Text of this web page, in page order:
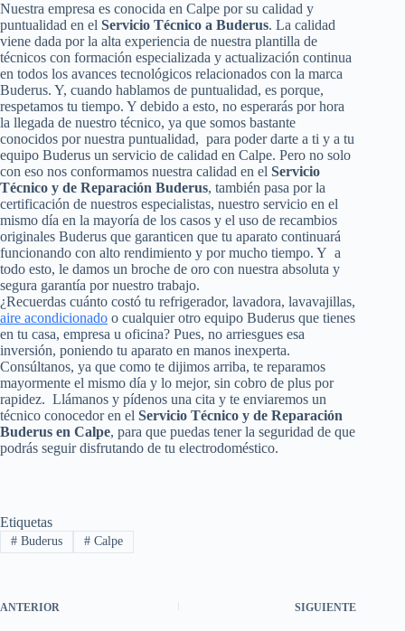
Nuestra empresa es conocida en Calpe por su calidad y
puntualidad en el Servicio Técnico a Buderus. La calidad
viene dada por la alta experiencia de nuestra plantilla de
técnicos con formación especializada y actualización continua
en todos los avances tecnológicos relacionados con la marca
Buderus. Y, cuando hablamos de puntualidad, es porque,
respetamos tu tiempo. Y debido a esto, no esperarás por hora
la llegada de nuestro técnico, ya que somos bastante
conocidos por nuestra puntualidad, para poder darte a ti y a tu
equipo Buderus un servicio de calidad en Calpe. Pero no solo
con eso nos conformamos nuestra calidad en el Servicio
Técnico y de Reparación Buderus, también pasa por la
certificación de nuestros especialistas, nuestro servicio en el
mismo día en la mayoría de los casos y el uso de recambios
originales Buderus que garanticen que tu aparato continuará
funcionando con alto rendimiento y por mucho tiempo. Y a
todo esto, le damos un broche de oro con nuestra absoluta y
segura garantía por nuestro trabajo.
¿Recuerdas cuánto costó tu refrigerador, lavadora, lavavajillas,
aire acondicionado o cualquier otro equipo Buderus que tienes
en tu casa, empresa u oficina? Pues, no arriesgues esa
inversión, poniendo tu aparato en manos inexperta.
Consúltanos, ya que como te dijimos arriba, te reparamos
mayormente el mismo día y lo mejor, sin cobro de plus por
rapidez. Llámanos y pídenos una cita y te enviaremos un
técnico conocedor en el Servicio Técnico y de Reparación
Buderus en Calpe, para que puedas tener la seguridad de que
podrás seguir disfrutando de tu electrodoméstico.
Etiquetas
#Buderus #Calpe
ANTERIOR SIGUIENTE